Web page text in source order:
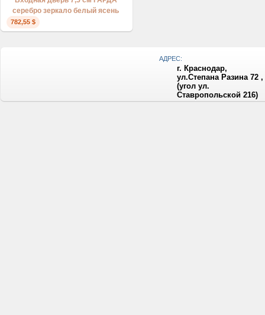
серебро зеркало белый ясень
782,55 $
АДРЕС:
г. Краснодар,
ул.Степана Разина 72 ,
(угол ул.
Ставропольской 216)